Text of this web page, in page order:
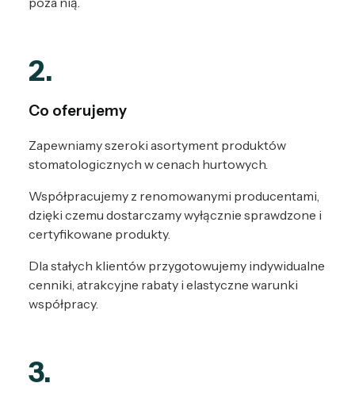
2.
Co oferujemy
Zapewniamy szeroki asortyment produktów
stomatologicznych w cenach hurtowych.
Współpracujemy z renomowanymi producentami,
dzięki czemu dostarczamy wyłącznie sprawdzone i
certyfikowane produkty.
Dla stałych klientów przygotowujemy indywidualne
cenniki, atrakcyjne rabaty i elastyczne warunki
współpracy.
3.